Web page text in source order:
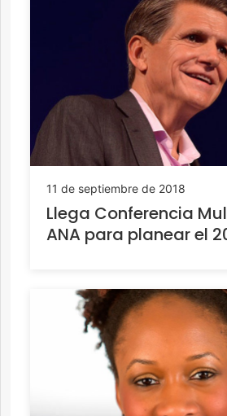
11 de septiembre de 2018
Llega Conferencia
ANA para planear el